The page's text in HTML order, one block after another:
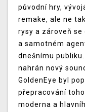
původní hry,
remake, ale ne
rysy a zároveň se
a samotném
dnešnímu
nahrán nový
GoldenEye byl
přepracování
moderna a